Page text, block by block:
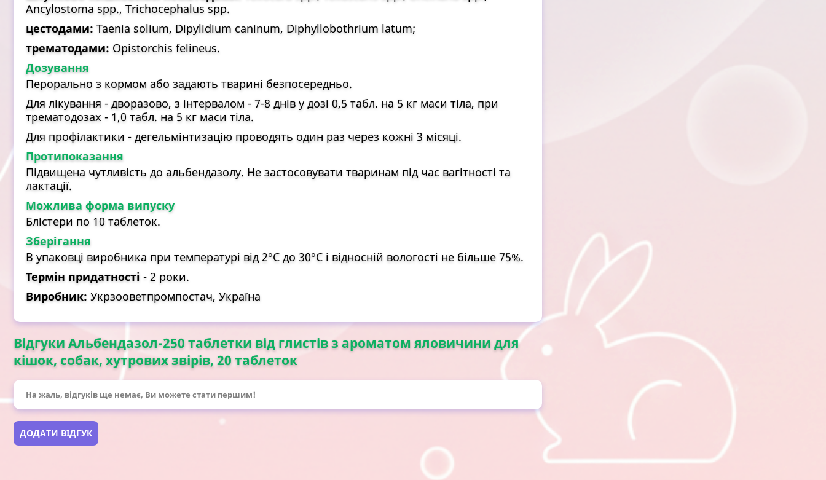
Ancylostoma spp., Trichocephalus spp.
цестодами: Taenia solium, Dipylidium caninum, Diphyllobothrium latum;
трематодами: Opistorchis felineus.
Дозування
Перорально з кормом або задають тварині безпосередньо.
Для лікування - дворазово, з інтервалом - 7-8 днів у дозі 0,5 табл. на 5 кг маси тіла, при
трематодозах - 1,0 табл. на 5 кг маси тіла.
Для профілактики - дегельмінтизацію проводять один раз через кожні 3 місяці.
Протипоказання
Підвищена чутливість до альбендазолу. Не застосовувати тваринам під час вагітності та
лактації.
Можлива форма випуску
Блістери по 10 таблеток.
Зберігання
В упаковці виробника при температурі від 2°С до 30°С і відносній вологості не більше 75%.
Термін придатності - 2 роки.
Виробник: Укрзооветпромпостач, Україна
Відгуки Альбендазол-250 таблетки від глистів з ароматом яловичини для
кішок, собак, хутрових звірів, 20 таблеток
На жаль, відгуків ще немає, Ви можете стати першим!
ДОДАТИ ВІДГУК